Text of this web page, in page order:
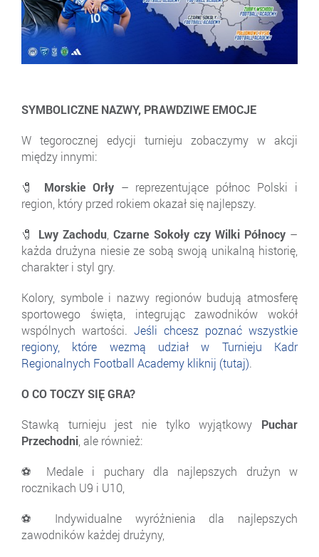
SYMBOLICZNE NAZWY, PRAWDZIWE EMOCJE
W tegorocznej edycji turnieju zobaczymy w akcji
między innymi:
🧷 Morskie Orły– reprezentujące północ Polski i
region, który przed rokiem okazał się najlepszy.
🧷 Lwy Zachodu ,Czarne Sokoły czy Wilki Północy–
każda drużyna niesie ze sobą swoją unikalną historię,
charakter i styl gry.
Kolory, symbole i nazwy regionów budują atmosferę
sportowego święta, integrując zawodników wokół
wspólnych wartości. Jeśli chcesz poznać wszystkie
regiony, które wezmą udział w Turnieju Kadr
Regionalnych Football Academy kliknij (tutaj).
O CO TOCZY SIĘ GRA?
Stawką turnieju jest nie tylko wyjątkowy Puchar
Przechodni , ale również:
⚽ Medale i puchary dla najlepszych drużyn w
rocznikach U9 i U10,
⚽ Indywidualne wyróżnienia dla najlepszych
zawodników każdej drużyny,